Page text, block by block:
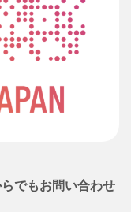
でもお問い合わせ